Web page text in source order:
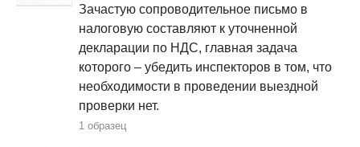
Зачастую сопроводительное письмо в
налоговую составляют к уточненной
декларации по НДС, главная задача
которого – убедить инспекторов в том, что
необходимости в проведении выездной
проверки нет.
1 образец